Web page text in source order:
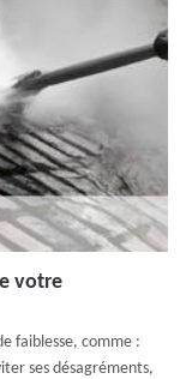
votre
faiblesse, comme :
ses désagréments,